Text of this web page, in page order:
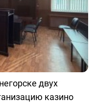
двух
казино